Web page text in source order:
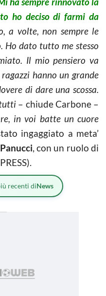
ho deciso di farmi da
a volte, non sempre le
Ho dato tutto me stesso
Il mio pensiero va
hanno un grande
di dare una scossa.
tutti – chiude Carbone –
in voi batte un cuore
ingaggiato a meta’
Panucci, con un ruolo di
recenti diNews